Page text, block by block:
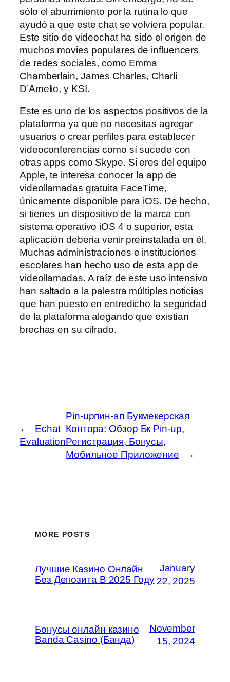
sólo el aburrimiento por la rutina lo que
ayudó a que este chat se volviera popular.
Este sitio de videochat ha sido el origen de
muchos movies populares de influencers
de redes sociales, como Emma
Chamberlain, James Charles, Charli
D’Amelio, y KSI.
Este es uno de los aspectos positivos de la
plataforma ya que no necesitas agregar
usuarios o crear perfiles para establecer
videoconferencias como sí sucede con
otras apps como Skype. Si eres del equipo
Apple, te interesa conocer la app de
videollamadas gratuita FaceTime,
únicamente disponible para iOS. De hecho,
si tienes un dispositivo de la marca con
sistema operativo iOS 4 o superior, esta
aplicación debería venir preinstalada en él.
Muchas administraciones e instituciones
escolares han hecho uso de esta app de
videollamadas. A raíz de este uso intensivo
han saltado a la palestra múltiples noticias
que han puesto en entredicho la seguridad
de la plataforma alegando que existían
brechas en su cifrado.
←
Echat
Evaluation
Pin-upпин-ап Букмекерская
Контора: Обзор Бк Pin-up,
Регистрация, Бонусы,
Мобильное Приложение
→
MORE POSTS
Лучшие Казино Онлайн
Без Депозита В 2025 Году
January
22, 2025
Бонусы онлайн казино
Banda Casino (Банда)
November
15, 2024